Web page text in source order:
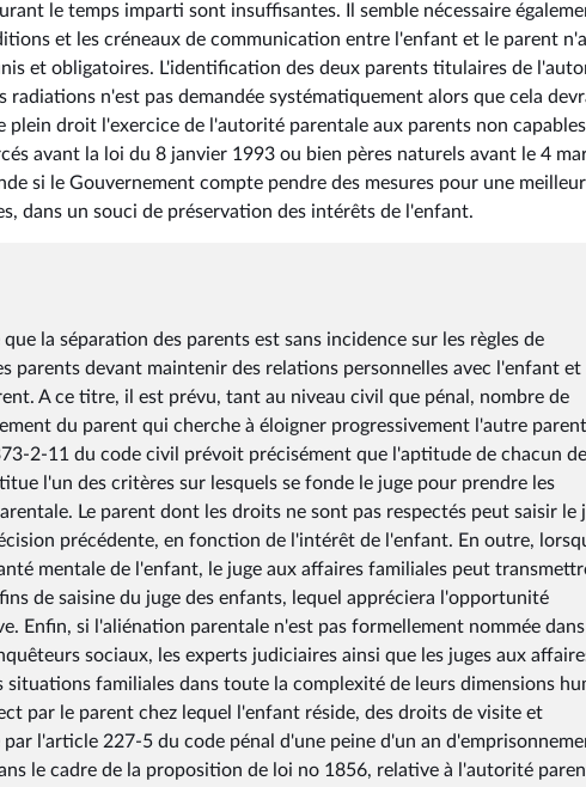
le temps imparti sont insuffisantes. Il semble nécessaire
et les créneaux de communication entre l'enfant et le parent
et obligatoires. L'identification des deux parents titulaires de
n'est pas demandée systématiquement alors que cela
droit l'exercice de l'autorité parentale aux parents non capables
avant la loi du 8 janvier 1993 ou bien pères naturels avant le 4
si le Gouvernement compte pendre des mesures pour une
dans un souci de préservation des intérêts de l'enfant.
la séparation des parents est sans incidence sur les règles de
parents devant maintenir des relations personnelles avec l'enfant et
A ce titre, il est prévu, tant au niveau civil que pénal, nombre de
du parent qui cherche à éloigner progressivement l'autre
2-11 du code civil prévoit précisément que l'aptitude de chacun
l'un des critères sur lesquels se fonde le juge pour prendre les
Le parent dont les droits ne sont pas respectés peut saisir le
précédente, en fonction de l'intérêt de l'enfant. En outre,
mentale de l'enfant, le juge aux affaires familiales peut
de saisine du juge des enfants, lequel appréciera l'opportunité
Enfin, si l'aliénation parentale n'est pas formellement nommée dans
sociaux, les experts judiciaires ainsi que les juges aux
familiales dans toute la complexité de leurs dimensions
par le parent chez lequel l'enfant réside, des droits de visite et
l'article 227-5 du code pénal d'une peine d'un an
le cadre de la proposition de loi no 1856, relative à l'autorité